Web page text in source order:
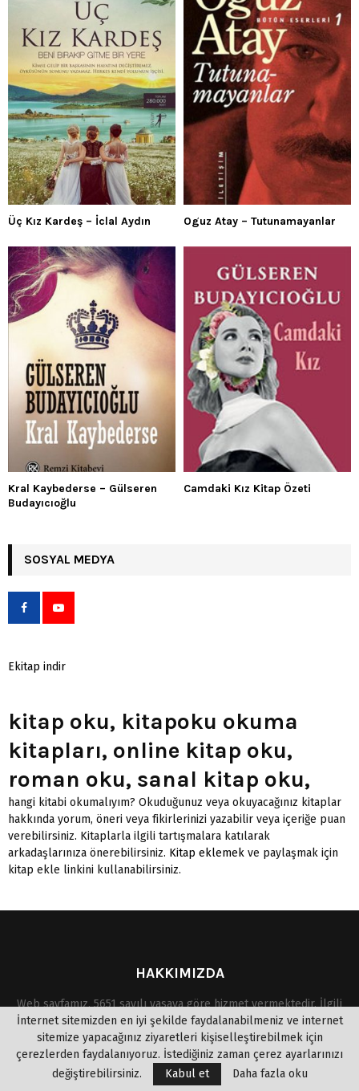
Üç Kız Kardeş – İclal Aydın Oguz Atay – Tutunamayanlar
Kral Kaybederse – Gülseren
Budayıcıoğlu
Camdaki Kız Kitap Özeti
SOSYAL MEDYA
Ekitap indir
kitap oku, kitapoku okuma
kitapları, online kitap oku,
roman oku, sanal kitap oku,
hangi kitabi okumalıyım? Okuduğunuz veya okuyacağınız kitaplar
hakkında yorum, öneri veya fikirlerinizi yazabilir veya içeriğe puan
verebilirsiniz. Kitaplarla ilgili tartışmalara katılarak
arkadaşlarınıza önerebilirsiniz. Kitap eklemek ve paylaşmak için
kitap ekle linkini kullanabilirsiniz.
HAKKIMIZDA
Web sayfamız, 5651 sayılı yasaya göre hizmet vermektedir. İlgili
yasaya göre, site yönetiminin hukuka aykırı içerikleri denetim
yapma yükümlülüğü yoktur. Bu sebeple, sitemiz "uyar ve kaldır"
prensibini benimsemiştir. Bu site de, Eserlerden kısa alıntı
yapılarak okuyuculara kitabı tanıtma amacı güdülmüştür. Telif
hakkına mevzu olan eserlerin yasal olmayan bir şekilde paylaşıma
İnternet sitemizden en iyi şekilde faydalanabilmeniz ve internet
sitemize yapacağınız ziyaretleri kişiselleştirebilmek için
çerezlerden faydalanıyoruz. İstediğiniz zaman çerez ayarlarınızı
değiştirebilirsiniz.
Kabul et Daha fazla oku